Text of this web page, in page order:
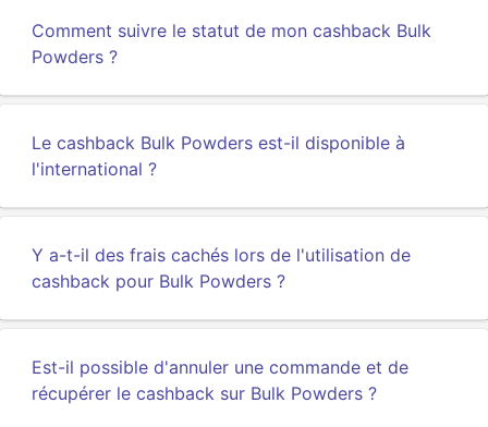
Comment suivre le statut de mon cashback Bulk
Powders ?
Le cashback Bulk Powders est-il disponible à
l'international ?
Y a-t-il des frais cachés lors de l'utilisation de
cashback pour Bulk Powders ?
Est-il possible d'annuler une commande et de
récupérer le cashback sur Bulk Powders ?